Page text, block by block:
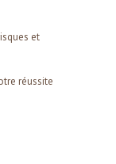
et
réussite